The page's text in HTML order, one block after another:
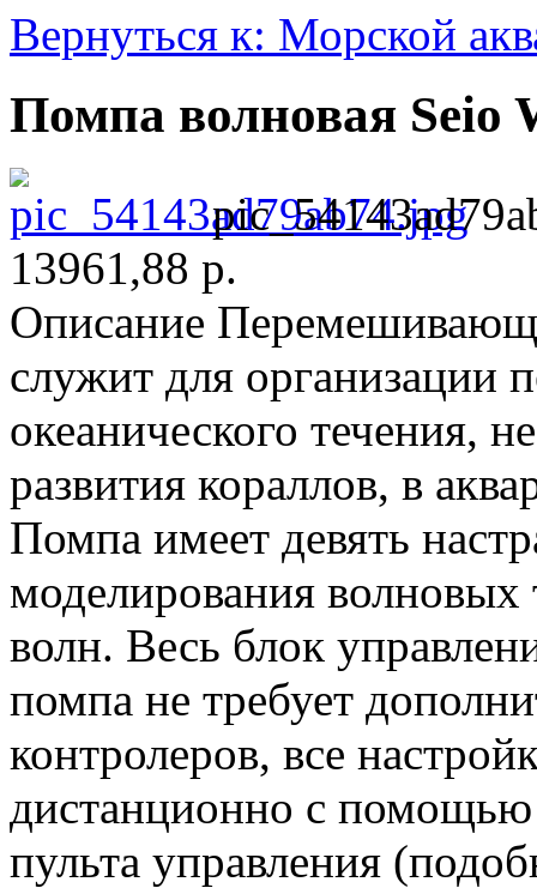
Вернуться к: Морской
Помпа волновая Seio
13961,88 р.
Описание
служит для организации
океанического течения,
развития кораллов, в
Помпа имеет девять
моделирования
волн. Весь блок
помпа не требует
контролеров, все
дистанционно с помощью
пульта управления